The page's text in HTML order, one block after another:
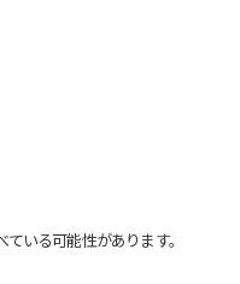
いる可能性があります。